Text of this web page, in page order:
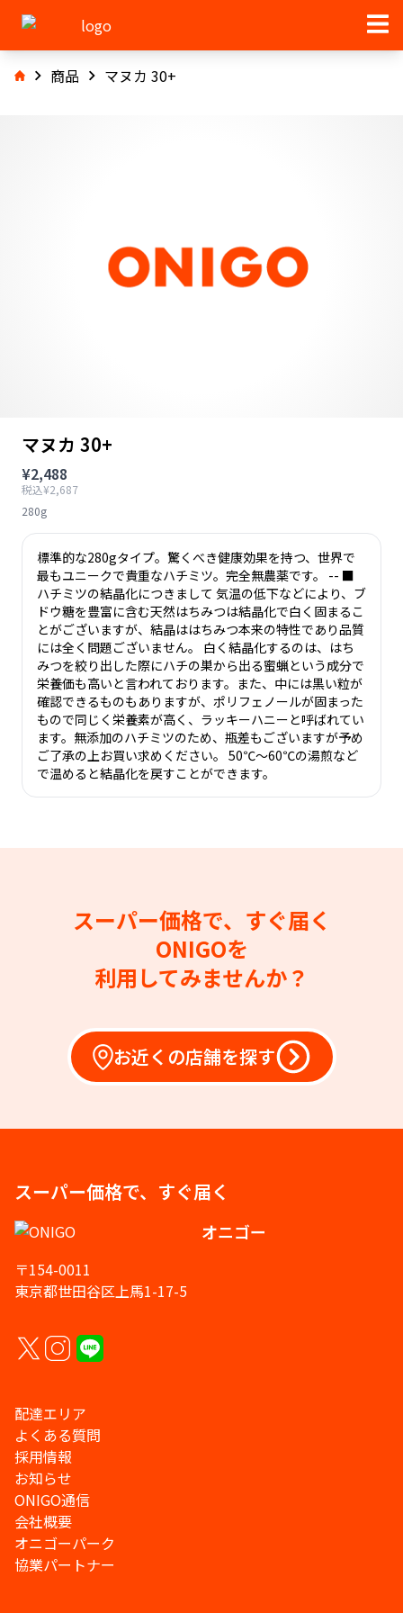
商品 マヌカ 30+
マヌカ 30+
¥2,488
税込¥2,687
280g
標準的な280gタイプ。驚くべき健康効果を持つ、世界で
最もユニークで貴重なハチミツ。完全無農薬です。 -- ■
ハチミツの結晶化につきまして 気温の低下などにより、ブ
ドウ糖を豊富に含む天然はちみつは結晶化で白く固まるこ
とがございますが、結晶ははちみつ本来の特性であり品質
には全く問題ございません。 白く結晶化するのは、はち
みつを絞り出した際にハチの巣から出る蜜蝋という成分で
栄養価も高いと言われております。また、中には黒い粒が
確認できるものもありますが、ポリフェノールが固まった
もので同じく栄養素が高く、ラッキーハニーと呼ばれてい
ます。無添加のハチミツのため、瓶差もございますが予め
ご了承の上お買い求めください。 50℃～60℃の湯煎など
で温めると結晶化を戻すことができます。
スーパー価格で、すぐ届く
ONIGOを
利用してみませんか？
お近くの店舗を探す
スーパー価格で、すぐ届く
オニゴー
〒154-0011
東京都世田谷区上馬1-17-5
配達エリア
よくある質問
採用情報
お知らせ
ONIGO通信
会社概要
オニゴーパーク
協業パートナー